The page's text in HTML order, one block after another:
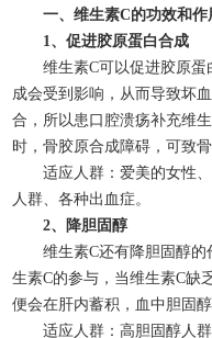
一、维生素C的功效和作
1、促进胶原蛋白合成
维生素C可以促进胶原蛋
成会受到影响，从而导致坏
合，所以患口腔溃疡补充维
时，骨胶原合成障碍，可致
适应人群：爱美的女性、
人群、各种出血症。
2、降胆固醇
维生素C还有降胆固醇的
生素C的参与，当维生素C缺
便会在肝内蓄积，血中胆固醇
适应人群：高胆固醇人群